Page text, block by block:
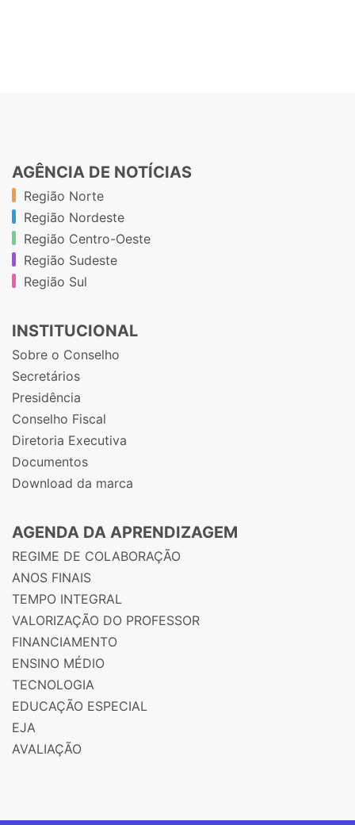
AGÊNCIA DE NOTÍCIAS
Região Norte
Região Nordeste
Região Centro-Oeste
Região Sudeste
Região Sul
INSTITUCIONAL
Sobre o Conselho
Secretários
Presidência
Conselho Fiscal
Diretoria Executiva
Documentos
Download da marca
AGENDA DA APRENDIZAGEM
REGIME DE COLABORAÇÃO
ANOS FINAIS
TEMPO INTEGRAL
VALORIZAÇÃO DO PROFESSOR
FINANCIAMENTO
ENSINO MÉDIO
TECNOLOGIA
EDUCAÇÃO ESPECIAL
EJA
AVALIAÇÃO